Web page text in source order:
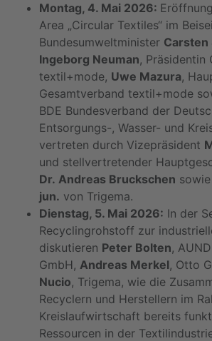
Montag, 4. Mai 2026:
Area „Circular Textiles“ im
Bundesumweltminister Carsten
Ingeborg Neuman, Präsidentin
textil+mode, Uwe Mazura,
Gesamtverband textil+mode
BDE Bundesverband der
Entsorgungs-, Wasser- und
vertreten durch Vizepräsident
und stellvertretender
Dr. Andreas Bruckschen sowie
jun. von Trigema.
Dienstag, 5. Mai 2026: In der
Recyclingrohstoff zur
diskutieren Peter Bolten,
GmbH, Andreas Merkel, Otto
Nucio, Trigema, wie die
Recyclern und Herstellern im
Kreislaufwirtschaft bereits
Ressourcen in der